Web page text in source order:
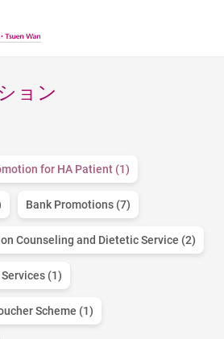
ョン
for HA Patient (1)
Bank Promotions (7)
Counseling and Dietetic Service (2)
(1)
Scheme (1)